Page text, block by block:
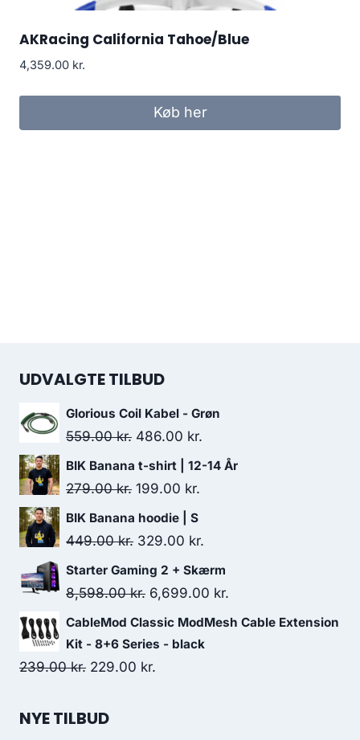
AKRacing California Tahoe/Blue
4,359.00 kr.
Køb her
UDVALGTE TILBUD
Glorious Coil Kabel - Grøn
559.00kr. Original
price
was:
559.00 kr..
486.00 kr.
price
BIK Banana t-shirt | 12-14 År
279.00kr. Original
price
was:
199.00 kr.
is:
BIK Banana hoodie | S
449.00kr. Original
price
was:
329.00 kr.
price
is:
Starter Gaming 2 + Skærm
8,598.00kr. Original
price
was:
8,598.00 kr..
6,699.00 kr.
price
CableMod Classic ModMesh Cable Extension
Kit - 8+6 Series - black
239.00kr. Original
was:
229.00 kr.
NYE TILBUD